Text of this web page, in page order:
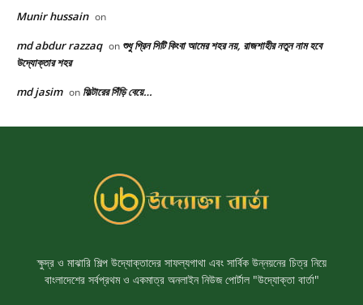
ক্ষুদ্র ও মাঝারি শিল্প উদ্যোক্তাদের সাফল্যগাথা এবং সার্বিক উন্নয়নের চিত্র নিয়ে
বাংলাদেশের সর্বপ্রথম ও একমাত্র অনলাইন নিউজ পোর্টাল "উদ্যোক্তা বার্তা"